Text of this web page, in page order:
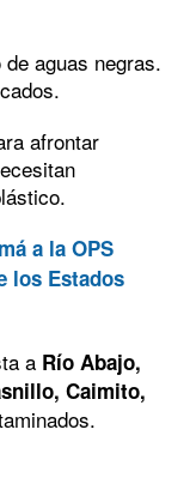
aguas negras.
afrontar
a la OPS
los Estados
a Río Abajo,
Caimito,